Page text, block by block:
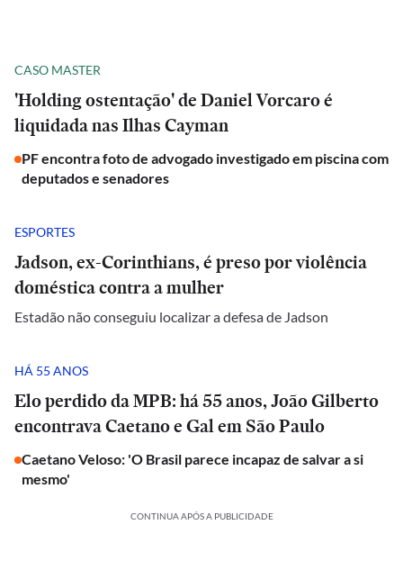
CASO MASTER
'Holding ostentação' de Daniel Vorcaro é
liquidada nas Ilhas Cayman
PF encontra foto de advogado investigado em piscina com
deputados e senadores
ESPORTES
Jadson, ex-Corinthians, é preso por violência
doméstica contra a mulher
Estadão não conseguiu localizar a defesa de Jadson
HÁ 55 ANOS
Elo perdido da MPB: há 55 anos, João Gilberto
encontrava Caetano e Gal em São Paulo
Caetano Veloso: 'O Brasil parece incapaz de salvar a si
mesmo'
CONTINUA APÓS A PUBLICIDADE